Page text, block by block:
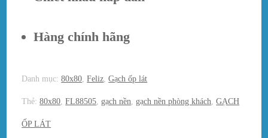
Hàng chính hãng
Danh mục:80x80,Feliz,Gạch ốp lát
Thẻ:80x80,FL88505, gạch nền, gạch nền phòng khách,GẠCH
ỐP LÁT